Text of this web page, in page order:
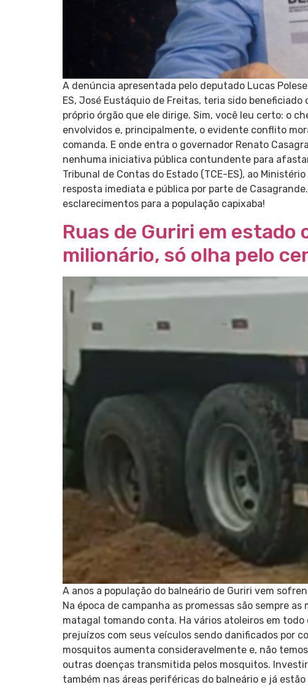
A denúncia apresentada pelo deputado Lucas
ES, José Eustáquio de Freitas, teria sido
próprio órgão que ele dirige. Sim, você leu certo: o
envolvidos e, principalmente, o evidente conflito
comanda. E onde entra o governador Renato
nenhuma iniciativa pública contundente para
Tribunal de Contas do Estado (TCE-ES), ao
resposta imediata e pública por parte de
esclarecimentos para a população capixaba!
Ruas de Guriri em
milionário, só olha pelo
A anos a população do balneário de Guriri vem
Na época de campanha as promessas são sempre
matagal tomando conta. Ha vários atoleiros em
prejuízos com seus veículos sendo danificados por
mosquitos aumenta consideravelmente e, não
outras doenças transmitida pelos mosquitos.
também nas áreas periféricas do balneário e já